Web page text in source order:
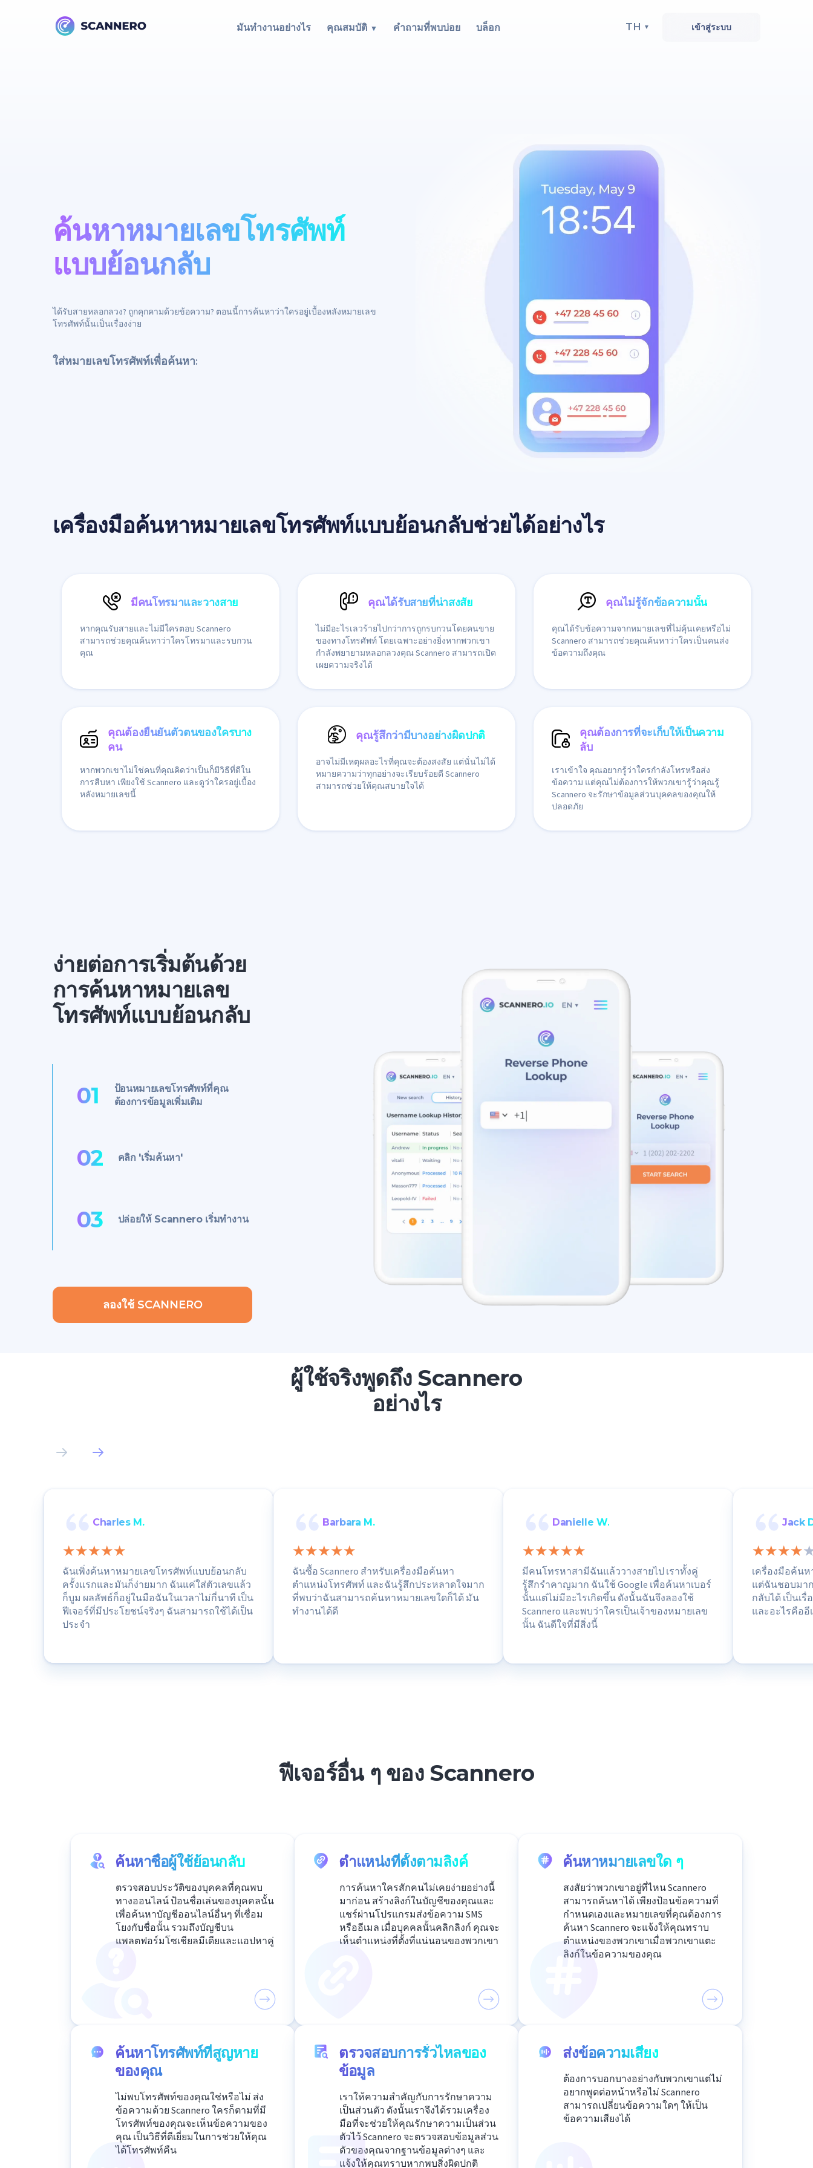
มันทำงานอย่างไร คุณสมบัติ คำถามที่พบบ่อย บล็อก TH เข้าสู่ระบบ
ค้นหาหมายเลขโทรศัพท์
แบบย้อนกลับ
ได้รับสายหลอกลวง? ถูกคุกคามด้วยข้อความ? ตอนนี้การค้นหาว่าใครอยู่เบื้องหลังหมายเลข
โทรศัพท์นั้นเป็นเรื่องง่าย
ใส่หมายเลขโทรศัพท์เพื่อค้นหา:
เครื่องมือค้นหาหมายเลขโทรศัพท์แบบย้อนกลับช่วยได้อย่างไร
มีคนโทรมาและวางสาย
หากคุณรับสายและไม่มีใครตอบ Scannero
สามารถช่วยคุณค้นหาว่าใครโทรมาและรบกวน
คุณ
คุณได้รับสายที่น่าสงสัย
ไม่มีอะไรเลวร้ายไปกว่าการถูกรบกวนโดยคนขาย
ของทางโทรศัพท์ โดยเฉพาะอย่างยิ่งหากพวกเขา
กำลังพยายามหลอกลวงคุณ Scannero สามารถเปิด
เผยความจริงได้
คุณไม่รู้จักข้อความนั้น
คุณได้รับข้อความจากหมายเลขที่ไม่คุ้นเคยหรือไม่
Scannero สามารถช่วยคุณค้นหาว่าใครเป็นคนส่ง
ข้อความถึงคุณ
คุณต้องยืนยันตัวตนของใครบาง
คน
หากพวกเขาไม่ใช่คนที่คุณคิดว่าเป็นก็มีวิธีที่ดีใน
การสืบหา เพียงใช้ Scannero และดูว่าใครอยู่เบื้อง
หลังหมายเลขนี้
คุณรู้สึกว่ามีบางอย่างผิดปกติ
อาจไม่มีเหตุผลอะไรที่คุณจะต้องสงสัย แต่นั่นไม่ได้
หมายความว่าทุกอย่างจะเรียบร้อยดี Scannero
สามารถช่วยให้คุณสบายใจได้
คุณต้องการที่จะเก็บให้เป็นความ
ลับ
เราเข้าใจ คุณอยากรู้ว่าใครกำลังโทรหรือส่ง
ข้อความ แต่คุณไม่ต้องการให้พวกเขารู้ว่าคุณรู้
Scannero จะรักษาข้อมูลส่วนบุคคลของคุณให้
ปลอดภัย
ง่ายต่อการเริ่มต้นด้วย
การค้นหาหมายเลข
โทรศัพท์แบบย้อนกลับ
01
ป้อนหมายเลขโทรศัพท์ที่คุณ
ต้องการข้อมูลเพิ่มเติม
02 คลิก 'เริ่มค้นหา'
03 ปล่อยให้ Scannero เริ่มทำงาน
ลองใช้ SCANNERO
ผู้ใช้จริงพูดถึง Scannero
อย่างไร
Charles M.
ฉันเพิ่งค้นหาหมายเลขโทรศัพท์แบบย้อนกลับ
ครั้งแรกและมันก็ง่ายมาก ฉันแค่ใส่ตัวเลขแล้ว
ก็บูม ผลลัพธ์ก็อยู่ในมือฉันในเวลาไม่กี่นาที เป็น
ฟีเจอร์ที่มีประโยชน์จริงๆ ฉันสามารถใช้ได้เป็น
ประจำ
Barbara M.
ฉันซื้อ Scannero สำหรับเครื่องมือค้นหา
ตำแหน่งโทรศัพท์ และฉันรู้สึกประหลาดใจมาก
ที่พบว่าฉันสามารถค้นหาหมายเลขใดก็ได้ มัน
ทำงานได้ดี
Danielle W.
มีคนโทรหาสามีฉันแล้ววางสายไป เราทั้งคู่
รู้สึกรำคาญมาก ฉันใช้ Google เพื่อค้นหาเบอร์
นั้นแต่ไม่มีอะไรเกิดขึ้น ดังนั้นฉันจึงลองใช้
Scannero และพบว่าใครเป็นเจ้าของหมายเลข
นั้น ฉันดีใจที่มีสิ่งนี้
Jack
เครื่องมือค้น
แต่ฉันชอบมา
กลับได้ เป็นเ
และอะไรคืออี
ฟีเจอร์อื่น ๆ ของ Scannero
ค้นหาชื่อผู้ใช้ย้อนกลับ
ตรวจสอบประวัติของบุคคลที่คุณพบ
ทางออนไลน์ ป้อนชื่อเล่นของบุคคลนั้น
เพื่อค้นหาบัญชีออนไลน์อื่นๆ ที่เชื่อม
โยงกับชื่อนั้น รวมถึงบัญชีบน
แพลตฟอร์มโซเชียลมีเดียและแอปหาคู่
ตำแหน่งที่ตั้งตามลิงค์
การค้นหาใครสักคนไม่เคยง่ายอย่างนี้
มาก่อน สร้างลิงก์ในบัญชีของคุณและ
แชร์ผ่านโปรแกรมส่งข้อความ SMS
หรืออีเมล เมื่อบุคคลนั้นคลิกลิงก์ คุณจะ
เห็นตำแหน่งที่ตั้งที่แน่นอนของพวกเขา
ค้นหาหมายเลขใด ๆ
สงสัยว่าพวกเขาอยู่ที่ไหน Scannero
สามารถค้นหาได้ เพียงป้อนข้อความที่
กำหนดเองและหมายเลขที่คุณต้องการ
ค้นหา Scannero จะแจ้งให้คุณทราบ
ตำแหน่งของพวกเขาเมื่อพวกเขาแตะ
ลิงก์ในข้อความของคุณ
ค้นหาโทรศัพท์ที่สูญหาย
ของคุณ
ไม่พบโทรศัพท์ของคุณใช่หรือไม่ ส่ง
ข้อความด้วย Scannero ใครก็ตามที่มี
โทรศัพท์ของคุณจะเห็นข้อความของ
คุณ เป็นวิธีที่ดีเยี่ยมในการช่วยให้คุณ
ได้โทรศัพท์คืน
ตรวจสอบการรั่วไหลของ
ข้อมูล
เราให้ความสำคัญกับการรักษาความ
เป็นส่วนตัว ดังนั้นเราจึงได้รวมเครื่อง
มือที่จะช่วยให้คุณรักษาความเป็นส่วน
ตัวไว้ Scannero จะตรวจสอบข้อมูลส่วน
ตัวของคุณจากฐานข้อมูลต่างๆ และ
แจ้งให้คุณทราบหากพบสิ่งผิดปกติ
ส่งข้อความเสียง
ต้องการบอกบางอย่างกับพวกเขาแต่ไม่
อยากพูดต่อหน้าหรือไม่ Scannero
สามารถเปลี่ยนข้อความใดๆ ให้เป็น
ข้อความเสียงได้